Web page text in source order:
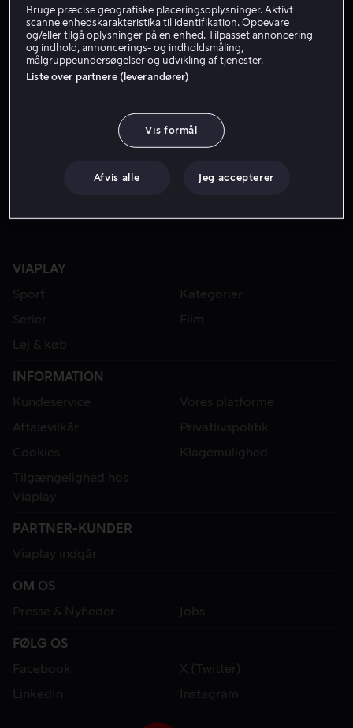
VIAPLAY
Sport
Kategorier
Serier
Film
Lej & køb
INFORMATION
Kundeservice
Vores platforme
Aftalevilkår
Privatlivspolitik
Cookies
Klagemulighed
Tilgængelighed hos
Viaplay
PARTNER-KUNDER
Viaplay indgår
OM OS
Presse & Nyheder
Jobs
FØLG OS
Facebook
X (Twitter)
LinkedIn
Instagram
Bruge præcise geografiske placeringsoplysninger. Aktivt
scanne enhedskarakteristika til identifikation. Opbevare
og/eller tilgå oplysninger på en enhed. Tilpasset annoncering
og indhold, annoncerings- og indholdsmåling,
målgruppeundersøgelser og udvikling af tjenester.
Liste over partnere (leverandører)
Vis formål
Afvis alle Jeg accepterer